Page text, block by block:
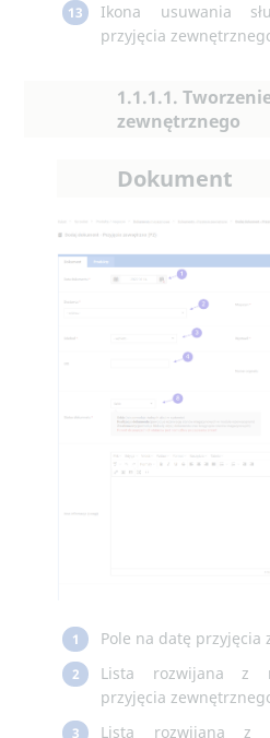
13
Ikona usuwania
przyjęcia
1.1.1.1.
zewnętrznego
Dokument
1 Pole na datę przyjęcia
2
Lista rozwijana z
przyjęcia
3 Lista rozwijana z